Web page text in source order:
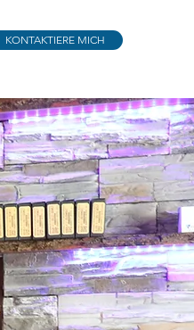
KONTAKTIERE MICH